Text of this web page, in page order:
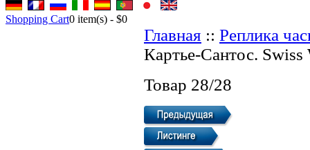
Shopping Cart0 item(s) - $0
Главная :: Реплика
Картье-Сантос. Swiss
Товар 28/28